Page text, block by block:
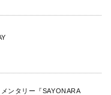
ンタリー『SAYONARA